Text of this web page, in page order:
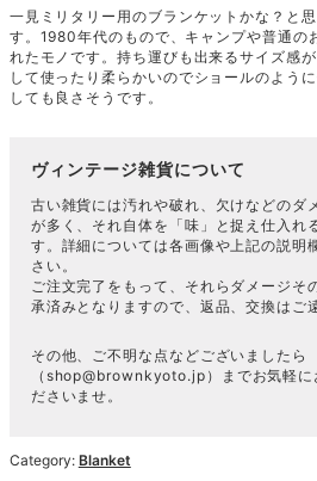
一見ミリタリー用のブランケットかな？と
す。1980年代のもので、キャンプや普通の
れたモノです。持ち運びも出来るサイズ感
して使ったり柔らかいのでショールのよう
しても良さそうです。
ヴィンテージ雑貨について
古い雑貨には汚れや破れ、欠けなどのダ
が多く、それ自体を「味」と捉え仕入れ
す。詳細については各画像や上記の説明
さい。
ご注文完了をもって、それらダメージそ
承済みとなりますので、返品、交換はご
その他、ご不明な点などございましたら
（ shop@brownkyoto.jp ）までお気軽
ださいませ。
Category: Blanket